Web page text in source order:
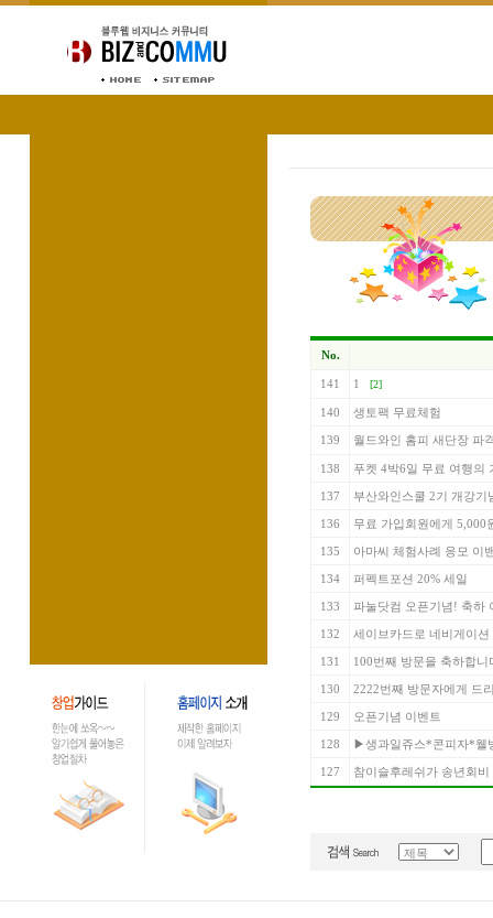
No.
141 1 [2]
140 생토팩 무료체험
139 월드와인 홈피 새단장 파
138 푸켓 4박6일 무료 여행의
137 부산와인스쿨 2기 개강기
136 무료 가입회원에게 5,000
135 아마씨 체험사례 응모 이
134 퍼펙트포션 20% 세일
133 파눌닷컴 오픈기념! 축하
132 세이브카드로 네비게이
131 100번째 방문을 축하합니
130 2222번째 방문자에게 드
129 오픈기념 이벤트
128 ▶생과일쥬스*콘피자*웰
127 참이슬후레쉬가 송년회